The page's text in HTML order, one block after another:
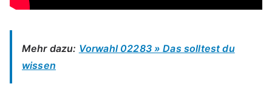
Mehr dazu: Vorwahl 02283 » Das solltest du
wissen